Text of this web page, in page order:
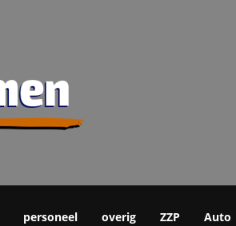
personeel overig ZZP Auto